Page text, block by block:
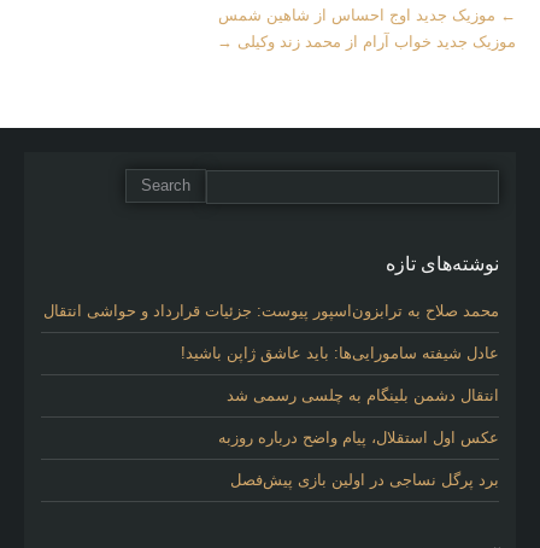
More
Articles
← موزیک جدید اوج احساس از شاهین شمس
موزیک جدید خواب آرام از محمد زند وکیلی →
نوشته‌های تازه
محمد صلاح به ترابزون‌اسپور پیوست: جزئیات قرارداد و حواشی انتقال
عادل شیفته سامورایی‌ها: باید عاشق ژاپن باشید!
انتقال دشمن بلینگام به چلسی رسمی شد
عکس اول استقلال، پیام واضح درباره روزبه
برد پرگل نساجی در اولین بازی پیش‌فصل